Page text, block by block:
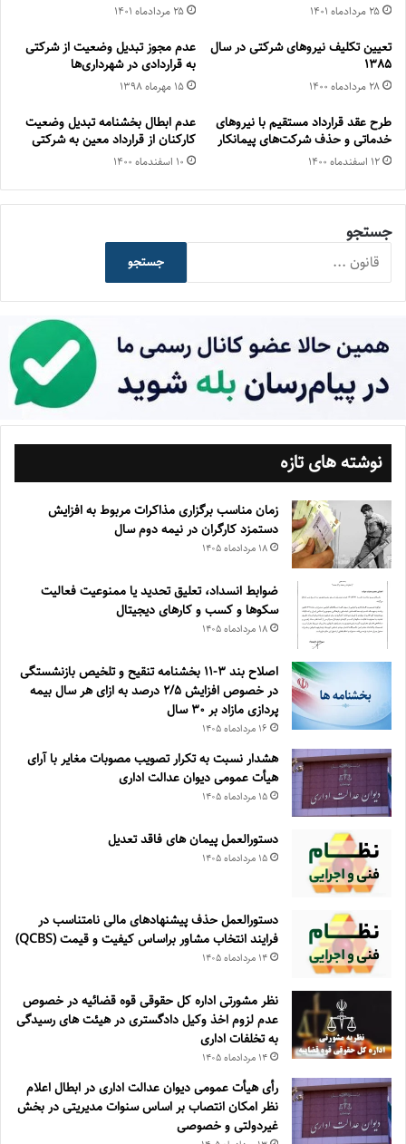
۲۵ مرداد‌ماه ۱۴۰۱ ۲۵ مرداد‌ماه ۱۴۰۱
تعیین تکلیف نیروهای شرکتی در سال
1385
۲۸ مرداد‌ماه ۱۴۰۰
عدم مجوز تبدیل وضعیت از شرکتی
به قراردادی در شهرداری‌ها
۱۵ مهر‌ماه ۱۳۹۸
طرح عقد قرارداد مستقیم با نیروهای
خدماتی و حذف شرکت‌های پیمانکار
۱۲ اسفند‌ماه ۱۴۰۰
عدم ابطال بخشنامه تبدیل وضعیت
کارکنان از قرارداد معین به شرکتی
۱۰ اسفند‌ماه ۱۴۰۰
جستجو
جستجو
نوشته های تازه
زمان مناسب برگزاری مذاکرات مربوط به افزایش
دستمزد کارگران در نیمه دوم سال
۱۸ مرداد‌ماه ۱۴۰۵
ضوابط انسداد، تعليق تحديد يا ممنوعيت فعاليت
سكوها و كسب و كارهای ديجيتال
۱۸ مرداد‌ماه ۱۴۰۵
اصلاح بند ۳‏-۱۱ بخشنامه تنقیح و تلخیص بازنشستگی
در خصوص افزایش ۵‏‏‏‏‏‏‏‏‏/۲ درصد به ازای هر سال بیمه
پردازی مازاد بر ۳۰‏ سال
۱۶ مرداد‌ماه ۱۴۰۵
هشدار نسبت به تکرار تصویب مصوبات مغایر با آرای
هیأت عمومی دیوان عدالت اداری
۱۵ مرداد‌ماه ۱۴۰۵
دستورالعمل پیمان های فاقد تعدیل
۱۵ مرداد‌ماه ۱۴۰۵
دستورالعمل حذف پيشنهادهای مالی نامتناسب در
فرايند انتخاب مشاور براساس كيفيت و قيمت (QCBS)
۱۴ مرداد‌ماه ۱۴۰۵
نظر مشورتی اداره کل حقوقی قوه قضائیه در خصوص
عدم لزوم اخذ وکیل دادگستری در هیئت های رسیدگی
به تخلفات اداری
۱۴ مرداد‌ماه ۱۴۰۵
رأی هیأت عمومی دیوان عدالت اداری در ابطال اعلام
نظر امکان انتصاب بر اساس سنوات مدیریتی در بخش
غیردولتی و خصوصی